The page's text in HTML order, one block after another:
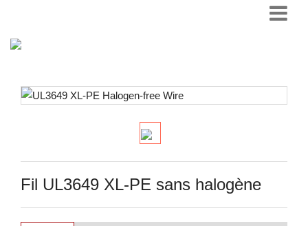
Fil UL3649 XL-PE sans halogène